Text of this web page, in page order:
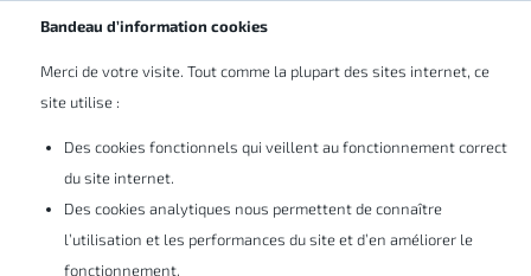
Bandeau d’information cookies
Merci de votre visite. Tout comme la plupart des sites internet, ce
site utilise :
Des cookies fonctionnels qui veillent au fonctionnement correct
du site internet.
Des cookies analytiques nous permettent de connaître
l’utilisation et les performances du site et d’en améliorer le
fonctionnement.
Configuration système